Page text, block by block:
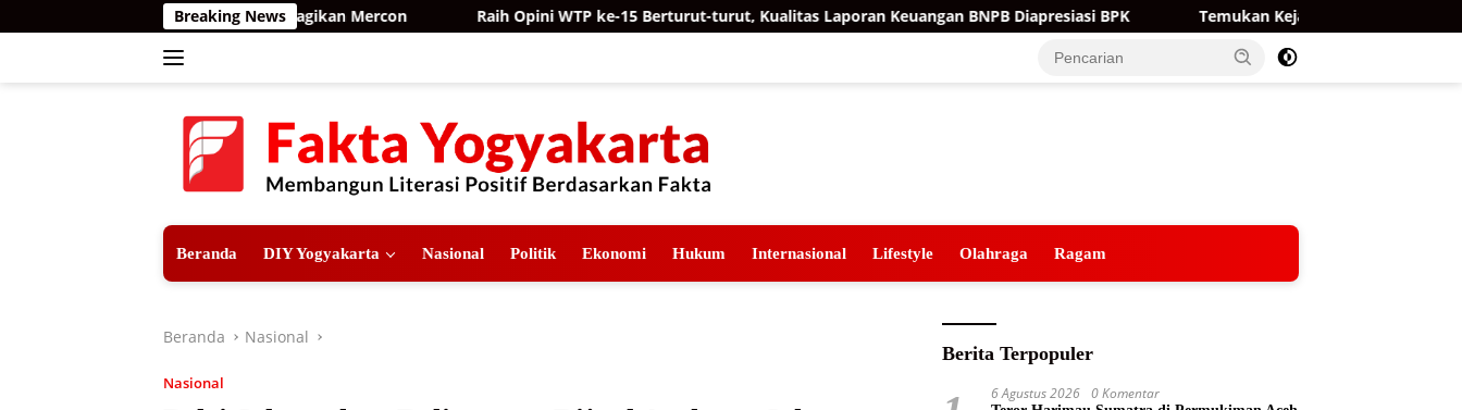
ke
Breaking News
Kamera dan Bagikan Mercon Raih Opini WTP ke-15 Berturut-turut, Kualitas Laporan Keuangan BNPB Diapresiasi BPK Temukan Kejanggalan Dokumen, Krista Exhibitions
Beranda DIY Yogyakarta Nasional Politik Ekonomi Hukum Internasional Lifestyle Olahraga Ragam
Beranda Nasional
Nasional
Berita Terpopuler
6 Agustus 2026 0 Komentar